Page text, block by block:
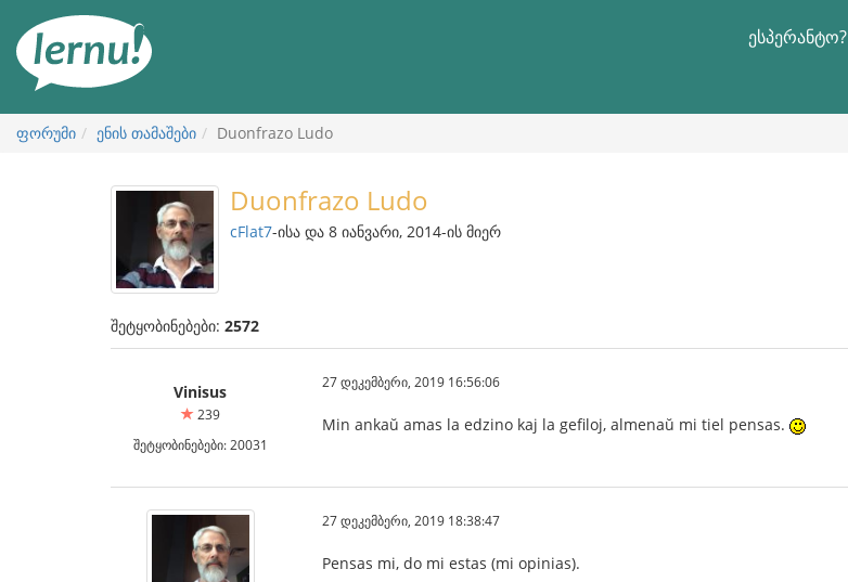
ნახვა
ესპერანტო?
ფორუმი ენის თამაშები Duonfrazo Ludo
Duonfrazo Ludo
cFlat7-ისა და 8 იანვარი, 2014-ის მიერ
შეტყობინებები: 2572
Vinisus
239
შეტყობინებები: 20031
27 დეკემბერი, 2019 16:56:06
Min ankaŭ amas la edzino kaj la gefiloj, almenaŭ mi tiel pensas.
27 დეკემბერი, 2019 18:38:47
Pensas mi, do mi estas (mi opinias).